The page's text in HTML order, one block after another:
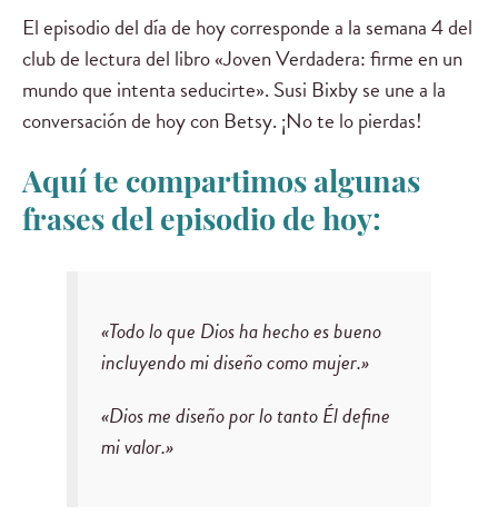
El episodio del día de hoy corresponde a la semana 4 del
club de lectura del libro «Joven Verdadera: firme en un
mundo que intenta seducirte». Susi Bixby se une a la
conversación de hoy con Betsy. ¡No te lo pierdas!
Aquí te compartimos algunas
frases del episodio de hoy:
«Todo lo que Dios ha hecho es bueno
incluyendo mi diseño como mujer.»
«Dios me diseño por lo tanto Él define
mi valor.»